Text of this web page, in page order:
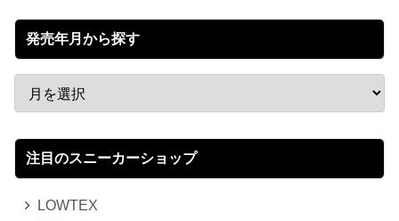
発売年月から探す
注目のスニーカーショップ
LOWTEX